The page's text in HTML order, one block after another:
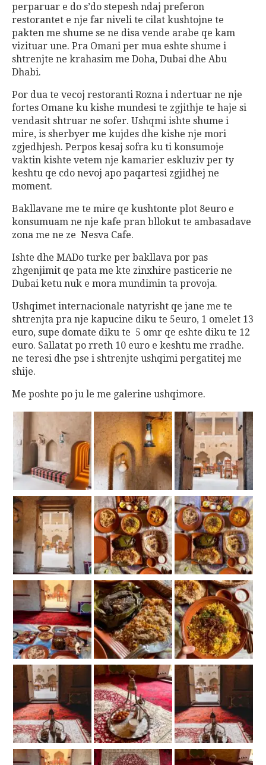
perparuar e do s’do stepesh ndaj preferon
restorantet e nje far niveli te cilat kushtojne te
pakten me shume se ne disa vende arabe qe kam
vizituar une. Pra Omani per mua eshte shume i
shtrenjte ne krahasim me Doha, Dubai dhe Abu
Dhabi.
Por dua te vecoj restoranti Rozna i ndertuar ne nje
fortes Omane ku kishe mundesi te zgjithje te haje si
vendasit shtruar ne sofer. Ushqmi ishte shume i
mire, is sherbyer me kujdes dhe kishe nje mori
zgjedhjesh. Perpos kesaj sofra ku ti konsumoje
vaktin kishte vetem nje kamarier eskluziv per ty
keshtu qe cdo nevoj apo paqartesi zgjidhej ne
moment.
Bakllavane me te mire qe kushtonte plot 8euro e
konsumuam ne nje kafe pran bllokut te ambasadave
zona me ne ze Nesva Cafe.
Ishte dhe MADo turke per bakllava por pas
zhgenjimit qe pata me kte zinxhire pasticerie ne
Dubai ketu nuk e mora mundimin ta provoja.
Ushqimet internacionale natyrisht qe jane me te
shtrenjta pra nje kapucine diku te 5euro, 1 omelet 13
euro, supe domate diku te 5 omr qe eshte diku te 12
euro. Sallatat po rreth 10 euro e keshtu me rradhe.
ne teresi dhe pse i shtrenjte ushqimi pergatitej me
shije.
Me poshte po ju le me galerine ushqimore.